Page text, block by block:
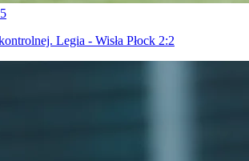
Legia - Wisła Płock 2:2